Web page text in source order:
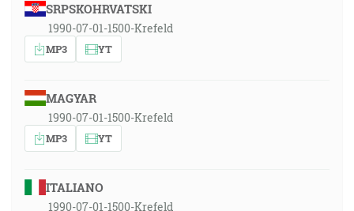
SRPSKOHRVATSKI
1990-07-01-1500-Krefeld
MP3 YT
MAGYAR
1990-07-01-1500-Krefeld
MP3 YT
ITALIANO
1990-07-01-1500-Krefeld